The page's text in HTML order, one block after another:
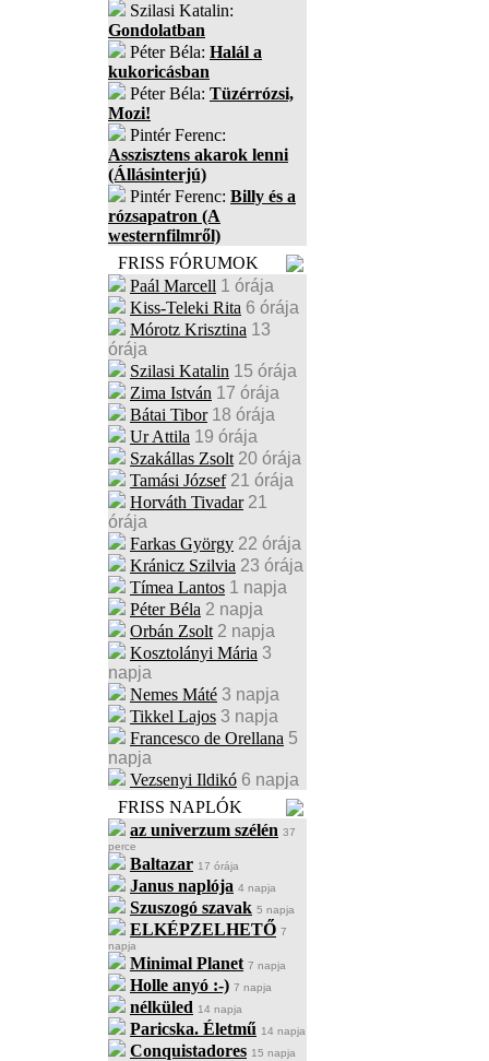
Szilasi Katalin:
Gondolatban
Péter Béla: Halál a
kukoricásban
Péter Béla: Tüzérrózsi,
Mozi!
Pintér Ferenc:
Asszisztens akarok lenni
(Állásinterjú)
Pintér Ferenc: Billy és a
rózsapatron (A
westernfilmről)
FRISS FÓRUMOK
Paál Marcell 1 órája
Kiss-Teleki Rita 6 órája
Mórotz Krisztina 13
órája
Szilasi Katalin 15 órája
Zima István 17 órája
Bátai Tibor 18 órája
Ur Attila 19 órája
Szakállas Zsolt 20 órája
Tamási József 21 órája
Horváth Tivadar 21
órája
Farkas György 22 órája
Kránicz Szilvia 23 órája
Tímea Lantos 1 napja
Péter Béla 2 napja
Orbán Zsolt 2 napja
Kosztolányi Mária 3
napja
Nemes Máté 3 napja
Tikkel Lajos 3 napja
Francesco de Orellana 5
napja
Vezsenyi Ildikó 6 napja
FRISS NAPLÓK
az univerzum szélén 37
perce
Baltazar 17 órája
Janus naplója 4 napja
Szuszogó szavak 5 napja
ELKÉPZELHETŐ 7
napja
Minimal Planet 7 napja
Holle anyó :-) 7 napja
nélküled 14 napja
Paricska. Életmű 14 napja
Conquistadores 15 napja